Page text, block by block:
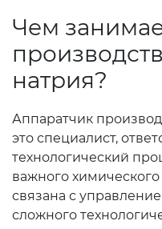
Чем
натрия?
Аппаратчик
это специалист,
технологический
важного
связана с
сложного